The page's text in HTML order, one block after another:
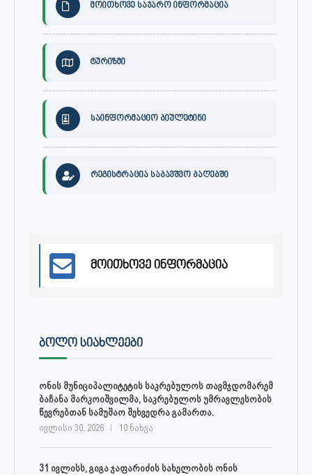
მოითხოვე საჯარო ინფორმაცია
ტურიზმი
საინფორმაციო ბიულეტინი
რეგისტრაცია საბავშვო ბაღებში
მოითხოვე ინფორმაცია
ᲑᲝᲚᲝ ᲡᲘᲐᲮᲚᲔᲔᲑᲘ
ონის მუნიციპალიტეტის საკრებულოს თავმჯდომარემ
ბაჩანა მარკოიშვილმა, საკრებულოს უმრავლესობის
წევრებთან სამუშაო შეხვედრა გამართა.
ივლისი 30, 2026 10 ნახვა
31 ივლისს, გიგა ჯაფარიძის სახელობის ონის